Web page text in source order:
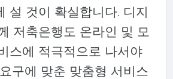
설 것이 확실합니다. 디지
저축은행도 온라인 및 모
스에 적극적으로 나서야
구에 맞춘 맞춤형 서비스